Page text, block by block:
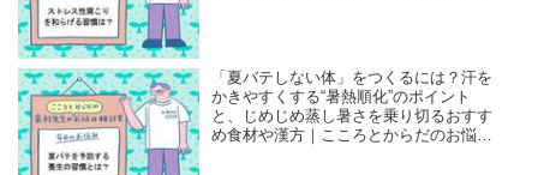
「夏バテしない体」をつくるには？汗を
かきやすくする“暑熱順化”のポイント
と、じめじめ蒸し暑さを乗り切るおすす
め食材や漢方｜こころとからだのお悩み